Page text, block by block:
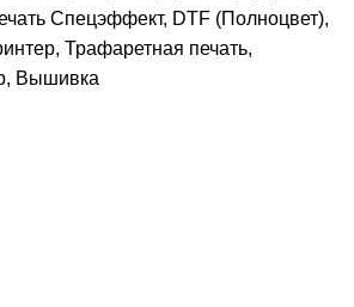
Спецэффект, DTF (Полноцвет),
Трафаретная печать,
Вышивка